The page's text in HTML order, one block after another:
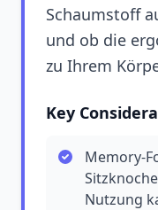
Schaumstoff
und ob die
zu Ihrem
Key
Memory-
Nutzung